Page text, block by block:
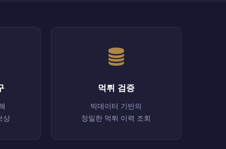
상
먹튀 검증
빅데이터 기반의
정밀한 먹튀 이력 조회